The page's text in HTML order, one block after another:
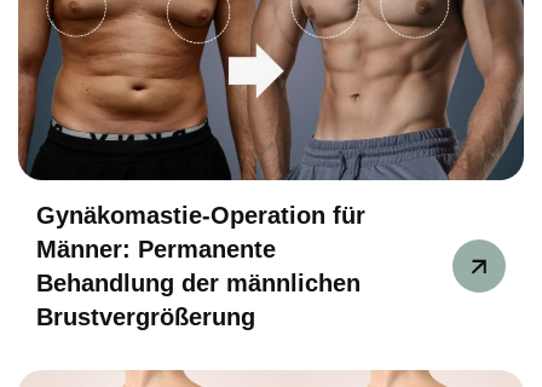
Gynäkomastie-Operation für
Männer: Permanente
Behandlung der männlichen
Brustvergrößerung